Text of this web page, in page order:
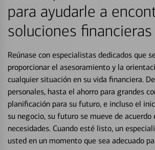
para ayudarle a
soluciones financieras
Reúnase con especialistas dedicados que
proporcionar el asesoramiento y la
cualquier situación en su vida financiera.
personales, hasta el ahorro para grandes
planificación para su futuro, e incluso el
su negocio, su futuro se mueve de acuerdo
necesidades. Cuando esté listo, un
usted en un momento que sea adecuado